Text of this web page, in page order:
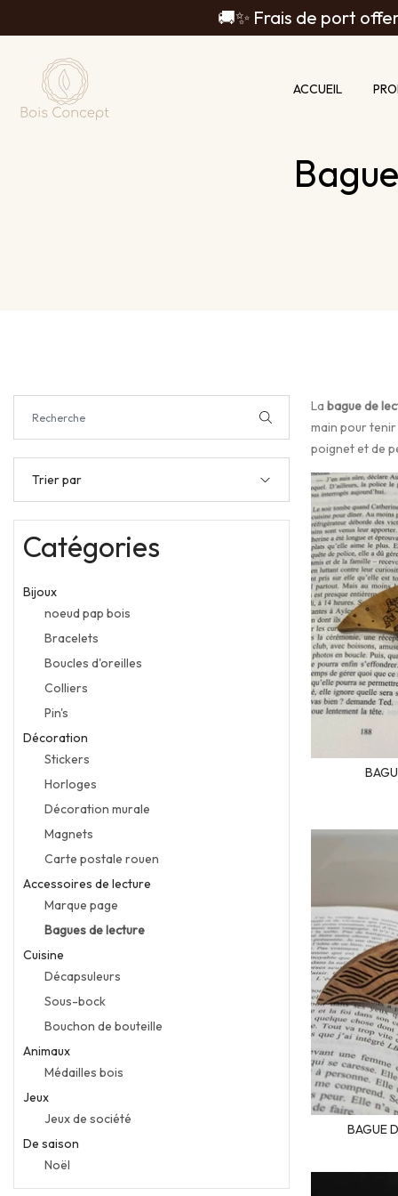
🚚✨ Frais de port
ACCUEIL
Trier par
Catégories
Bijoux
noeud pap bois
Bracelets
Boucles d'oreilles
Colliers
Pin's
Décoration
Stickers
Horloges
Décoration murale
Magnets
Carte postale rouen
Accessoires de lecture
Marque page
Bagues de lecture
Cuisine
Décapsuleurs
Sous-bock
Bouchon de bouteille
Animaux
Médailles bois
Jeux
Jeux de société
De saison
Noël
La bague de
main pour
poignet et de
BAGUE